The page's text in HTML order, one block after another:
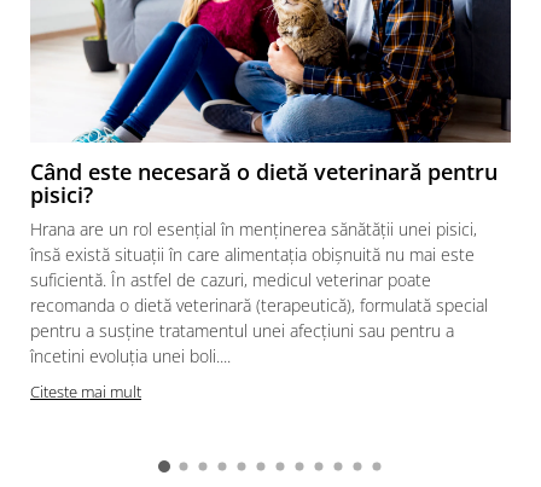
Când este necesară o dietă veterinară pentru
pisici?
Hrana are un rol esențial în menținerea sănătății unei pisici,
însă există situații în care alimentația obișnuită nu mai este
suficientă. În astfel de cazuri, medicul veterinar poate
recomanda o dietă veterinară (terapeutică), formulată special
pentru a susține tratamentul unei afecțiuni sau pentru a
încetini evoluția unei boli....
Citeste mai mult